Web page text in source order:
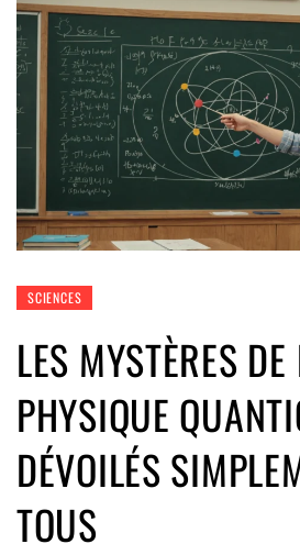
SCIENCES
LES MYSTÈRES DE
PHYSIQUE
DÉVOILÉS
TOUS